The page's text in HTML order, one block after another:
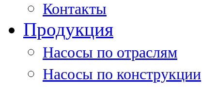
Контакты
Продукция
Насосы по отраслям
Насосы по конструкции